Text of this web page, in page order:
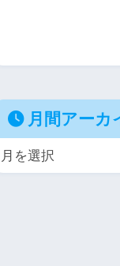
月間アーカ